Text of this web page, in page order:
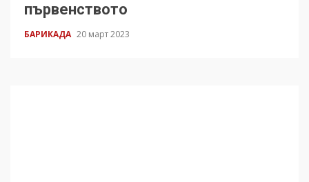
първенството
БАРИКАДА 20 март 2023